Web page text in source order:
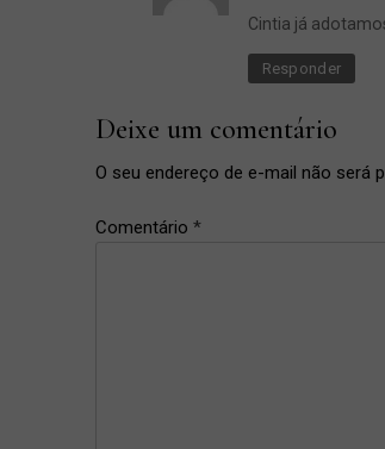
congelador
congelados
Cintia já
Responder
Deixe um comentário
O seu endereço de e-mail não será
Comentário *